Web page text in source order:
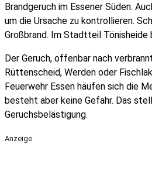
Brandgeruch im Essener Süden.
um die Ursache zu kontrollieren.
Großbrand. Im Stadtteil Tönisheide
Der Geruch, offenbar nach
Rüttenscheid, Werden oder
Feuerwehr Essen häufen sich die
besteht aber keine Gefahr. Das
Geruchsbelästigung.
Anzeige